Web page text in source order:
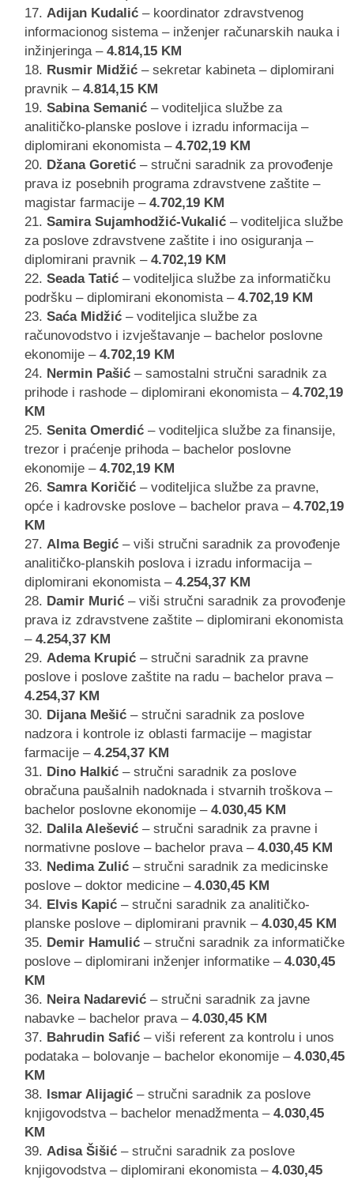
Adijan Kudalić – koordinator zdravstvenog
informacionog sistema – inženjer računarskih nauka i
inžinjeringa – 4.814,15 KM
Rusmir Midžić – sekretar kabineta – diplomirani
pravnik – 4.814,15 KM
Sabina Semanić – voditeljica službe za
analitičko-planske poslove i izradu informacija –
diplomirani ekonomista – 4.702,19 KM
Džana Goretić – stručni saradnik za provođenje
prava iz posebnih programa zdravstvene zaštite –
magistar farmacije – 4.702,19 KM
Samira Sujamhodžić-Vukalić – voditeljica službe
za poslove zdravstvene zaštite i ino osiguranja –
diplomirani pravnik – 4.702,19 KM
Seada Tatić – voditeljica službe za informatičku
podršku – diplomirani ekonomista – 4.702,19 KM
Saća Midžić – voditeljica službe za
računovodstvo i izvještavanje – bachelor poslovne
ekonomije – 4.702,19 KM
Nermin Pašić – samostalni stručni saradnik za
prihode i rashode – diplomirani ekonomista – 4.702,19
KM
Senita Omerdić – voditeljica službe za finansije,
trezor i praćenje prihoda – bachelor poslovne
ekonomije – 4.702,19 KM
Samra Koričić – voditeljica službe za pravne,
opće i kadrovske poslove – bachelor prava – 4.702,19
KM
Alma Begić – viši stručni saradnik za provođenje
analitičko-planskih poslova i izradu informacija –
diplomirani ekonomista – 4.254,37 KM
Damir Murić – viši stručni saradnik za provođenje
prava iz zdravstvene zaštite – diplomirani ekonomista
– 4.254,37 KM
Adema Krupić – stručni saradnik za pravne
poslove i poslove zaštite na radu – bachelor prava –
4.254,37 KM
Dijana Mešić – stručni saradnik za poslove
nadzora i kontrole iz oblasti farmacije – magistar
farmacije – 4.254,37 KM
Dino Halkić – stručni saradnik za poslove
obračuna paušalnih nadoknada i stvarnih troškova –
bachelor poslovne ekonomije – 4.030,45 KM
Dalila Alešević – stručni saradnik za pravne i
normativne poslove – bachelor prava – 4.030,45 KM
Nedima Zulić – stručni saradnik za medicinske
poslove – doktor medicine – 4.030,45 KM
Elvis Kapić – stručni saradnik za analitičko-
planske poslove – diplomirani pravnik – 4.030,45 KM
Demir Hamulić – stručni saradnik za informatičke
poslove – diplomirani inženjer informatike – 4.030,45
KM
Neira Nadarević – stručni saradnik za javne
nabavke – bachelor prava – 4.030,45 KM
Bahrudin Safić – viši referent za kontrolu i unos
podataka – bolovanje – bachelor ekonomije – 4.030,45
KM
Ismar Alijagić – stručni saradnik za poslove
knjigovodstva – bachelor menadžmenta – 4.030,45
KM
Adisa Šišić – stručni saradnik za poslove
knjigovodstva – diplomirani ekonomista – 4.030,45